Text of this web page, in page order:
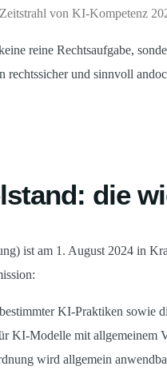
reine Rechtsaufgabe,
und sinnvoll
die
ist am 1. August 2024 in
KI-Praktiken sowie
KI-Modelle mit allgemeinem
wird allgemein